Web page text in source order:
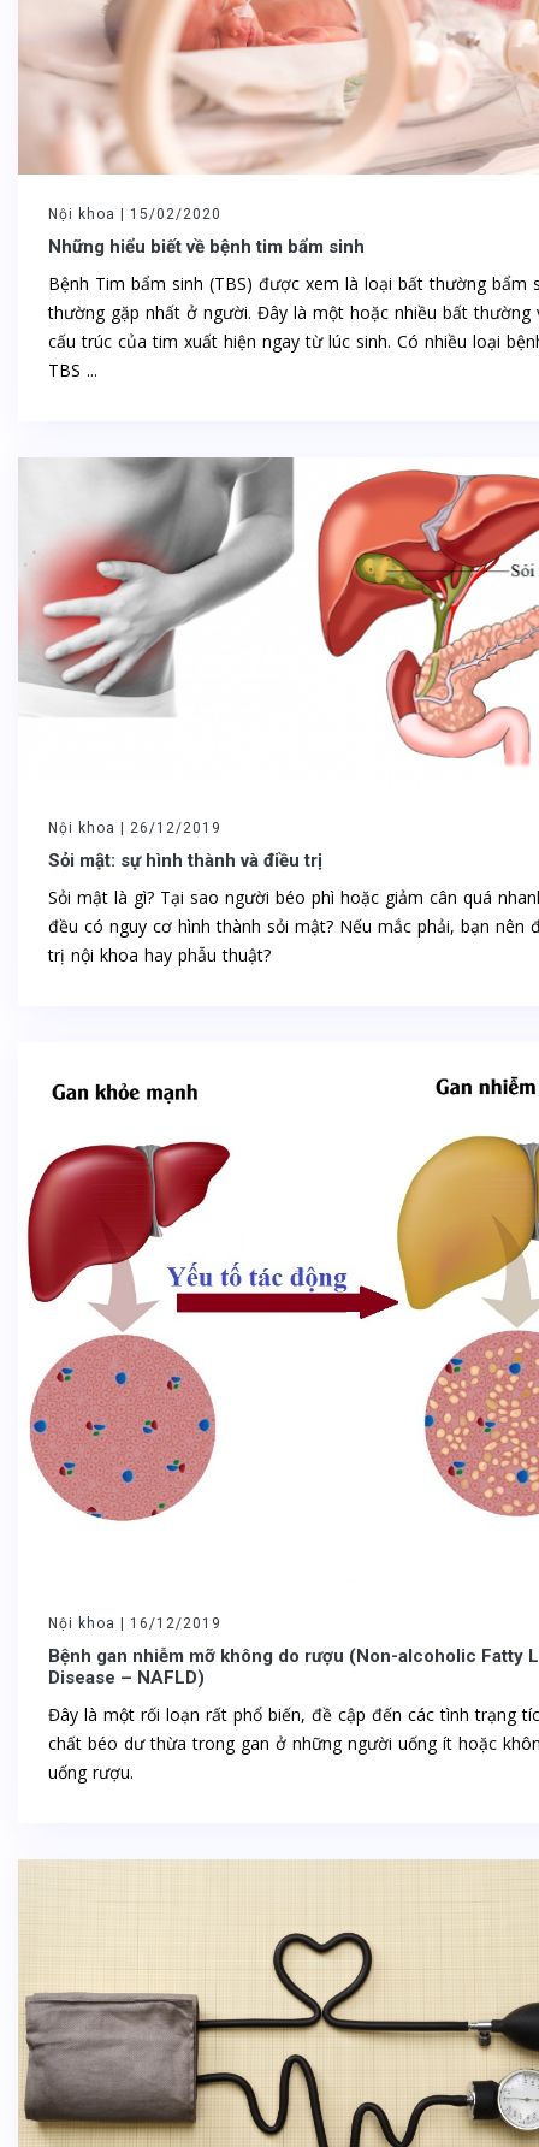
Nội khoa | 15/02/2020
Những hiểu biết về bệnh tim bẩm sinh
Bệnh Tim bẩm sinh (TBS) được xem là loại bất thường bẩm
thường gặp nhất ở người. Đây là một hoặc nhiều bất thường
cấu trúc của tim xuất hiện ngay từ lúc sinh. Có nhiều loại
TBS ...
Nội khoa | 26/12/2019
Sỏi mật: sự hình thành và điều trị
Sỏi mật là gì? Tại sao người béo phì hoặc giảm cân quá
đều có nguy cơ hình thành sỏi mật? Nếu mắc phải, bạn nên
trị nội khoa hay phẫu thuật?
Nội khoa | 16/12/2019
Bệnh gan nhiễm mỡ không do rượu (Non-alcoholic Fatty
Disease – NAFLD)
Đây là một rối loạn rất phổ biến, đề cập đến các tình trạng
chất béo dư thừa trong gan ở những người uống ít hoặc
uống rượu.